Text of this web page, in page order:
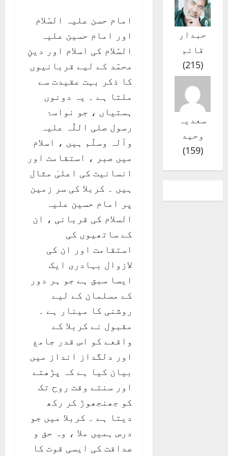
امام حسن علیہ السّلام
اور امام حسین علیہ
السّلام کی اسلام اور دینِ
محمّد کے لیے قربانیوں
کا ذکر بہت عقیدت سے
ملتا ہے ۔ یہ دونوں
ہستیاں ، جو نواسۂ
رسول صلی اللّٰہ علیہ
وآلہ وسلّم ہیں ، اسلام
میں صبر ، استقامت اور
انسانیت کی اعلیٰ مثال
ہیں ۔ کربلا کی سر زمین
پر امام حسین علیہ
السلام کی قربانی ، ان
کے ساتھیوں کی
استقامت اور ان کی
لازوال بہادری ایک
ایسا سبق ہے جو ہر دور
کے مسلمان کے لیے
روشنی کا مینار ہے ۔
مقبول نے کربلا کے
واقعے کو اس قدر جامع
اور دلگداز انداز میں
بیان کیا ہے کہ پڑھتے
اور سنتے وقت روح تک
کو جھنجھوڑ کر رکھ
دیتا ہے ۔ کربلا میں جو
درس ہمیں ملا ، وہ حق و
صداقت کی ایسی قوت کا
حبدار
قائم
(
215
)
سعدیہ
وحید
(
159
)